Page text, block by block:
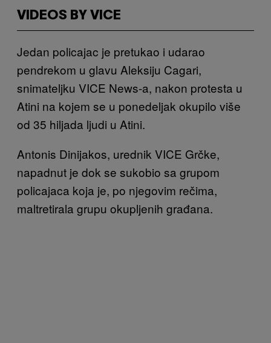
VIDEOS BY VICE
Jedan policajac je pretukao i udarao
pendrekom u glavu Aleksiju Cagari,
snimateljku VICE News-a, nakon protesta u
Atini na kojem se u ponedeljak okupilo više
od 35 hiljada ljudi u Atini.
Antonis Dinijakos, urednik VICE Grčke,
napadnut je dok se sukobio sa grupom
policajaca koja je, po njegovim rečima,
maltretirala grupu okupljenih građana.